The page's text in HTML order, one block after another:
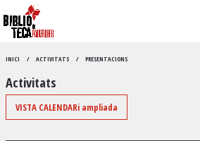
INICI ACTIVITATS PRESENTACIONS
Activitats
VISTA CALENDARi ampliada